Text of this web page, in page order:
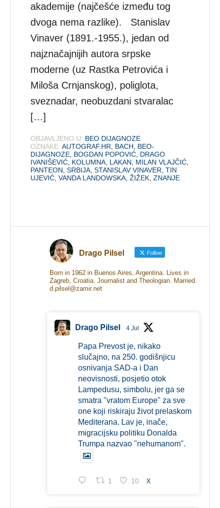
akademije (najčešće između tog
dvoga nema razlike). Stanislav
Vinaver (1891.-1955.), jedan od
najznačajnijih autora srpske
moderne (uz Rastka Petrovića i
Miloša Crnjanskog), poliglota,
sveznadar, neobuzdani stvaralac
[…]
OBJAVLJENO U: BEO DIJAGNOZE
OZNAKE: AUTOGRAF.HR BACH
BEO-
DIJAGNOZE BOGDAN POPOVIĆ DRAGO
IVANIŠEVIĆ KOLUMNA LAKAN MILAN VLAJČIĆ
PANTEON ,SRBIJA ,STANISLAV VINAVER ,TIN
UJEVIĆ ,VANDA LANDOWSKA ,ŽIŽEK ,ZNANJE
Drago Pilsel Follow
Born in 1962 in Buenos Aires, Argentina. Lives in
Zagreb, Croatia. Journalist and Theologian. Married.
d.pilsel@zamir.net
Drago Pilsel 4 Jul
Papa Prevost je, nikako
slučajno, na 250. godišnjicu
osnivanja SAD-a i Dan
neovisnosti, posjetio otok
Lampedusu, simbolu, jer ga se
smatra "vratom Europe" za sve
one koji riskiraju život prelaskom
Mediterana. Lav je, inače,
migracijsku politiku Donalda
Trumpa nazvao "nehumanom".
1 10 X